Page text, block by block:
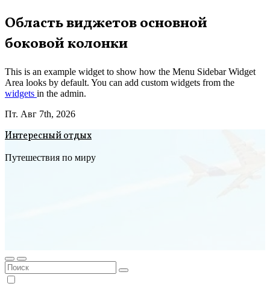
Перейти
к
содержимому
Область виджетов основной
боковой колонки
This is an example widget to show how the Menu Sidebar Widget
Area looks by default. You can add custom widgets from the
widgets in the admin.
Пт. Авг 7th, 2026
Интересный отдых
Путешествия по миру